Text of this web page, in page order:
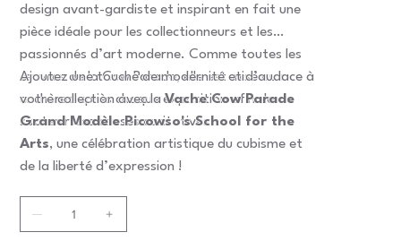
design avant-gardiste et inspirant en fait une
pièce idéale pour les collectionneurs et les
passionnés d’art moderne. Comme toutes les
œuvres de la Cow Parade, elle est mise aux
enchères après chaque exposition afin de
soutenir des causes caritatives.
Ajoutez une touche de modernité et d’audace à
votre collection avec laVache Cow Parade
Grand Modèle Picowso's School for the
Arts, une célébration artistique du cubisme et
de la liberté d’expression !